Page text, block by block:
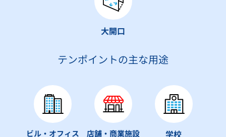
大開口
テンポイントの主な用途
ビル・オフィス 店舗・商業施設 学校